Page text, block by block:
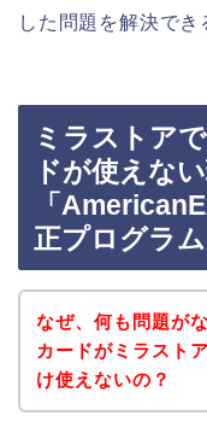
した問題を解決でき
ミラストア
ドが使えな
「
正プログラ
なぜ、何も問題が
カードがミラスト
け使えないの？